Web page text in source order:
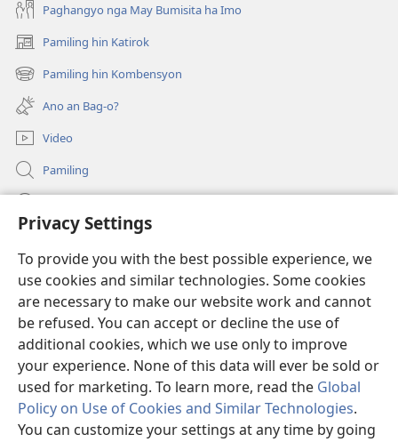
Privacy Settings
To provide you with the best possible experience, we
use cookies and similar technologies. Some cookies
are necessary to make our website work and cannot
be refused. You can accept or decline the use of
additional cookies, which we use only to improve
your experience. None of this data will ever be sold or
used for marketing. To learn more, read the Global
Policy on Use of Cookies and Similar Technologies.
You can customize your settings at any time by going
Paghangyo nga May Bumisita ha Imo
Pamiling hin Katirok
(opens
new
window)
Pamiling hin Kombensyon
(opens
new
window)
Ano an Bag-o?
Video
Pamiling
(opens
window)Watchtower ONLINE LIBRARY
(opens
new
window)JW Hub ®
(opens
new
window)
Copyright© 2026 Watch Tower Bible and Tract Society of Pennsylvania.